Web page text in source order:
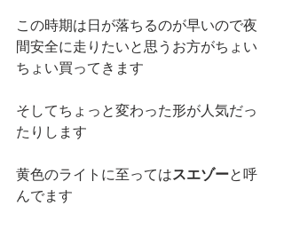
この時期は日が落ちるのが早いので夜
間安全に走りたいと思うお方がちょい
ちょい買ってきます
そしてちょっと変わった形が人気だっ
たりします
黄色のライトに至ってはスエゾーと呼
んでます